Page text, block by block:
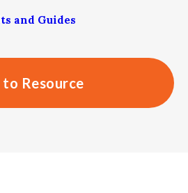
and Guides
to Resource